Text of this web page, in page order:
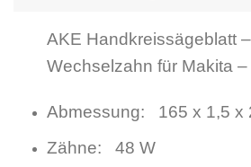
AKE Handkreissägeblatt –
Wechselzahn für Makita
Abmessung: 165 x 1,5 x
Zähne: 48 W